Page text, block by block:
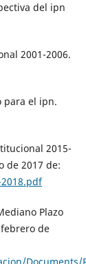
del ipn
2001-2006.
para el ipn.
2015-
de 2017 de:
Plazo
de